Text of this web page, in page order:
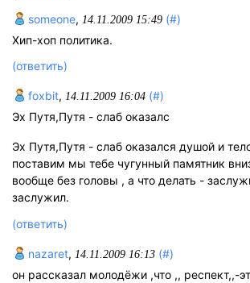
someone, 14.11.2009 15:49 (#)
Хип-хоп политика.
(ответить)
foxbit, 14.11.2009 16:04 (#)
Эх Путя,Путя - слаб оказалс
Эх Путя,Путя - слаб оказался душой и
поставим мы тебе чугунный памятник
вообще без головы , а что делать -
заслужил.
(ответить)
nazaret, 14.11.2009 16:13 (#)
он рассказал молодёжи ,что ,, респект,,-